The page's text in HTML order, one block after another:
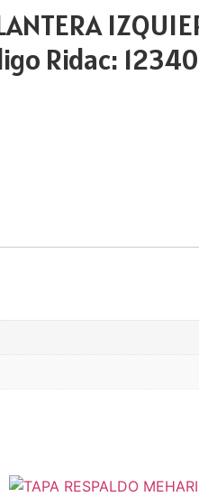
Ridac: 12340